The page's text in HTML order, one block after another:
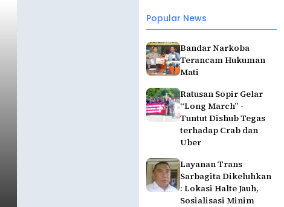
Popular News
Bandar Narkoba
Terancam Hukuman
Mati
Ratusan Sopir Gelar
“Long March” -
Tuntut Dishub Tegas
terhadap Crab dan
Uber
Layanan Trans
Sarbagita Dikeluhkan
: Lokasi Halte Jauh,
Sosialisasi Minim